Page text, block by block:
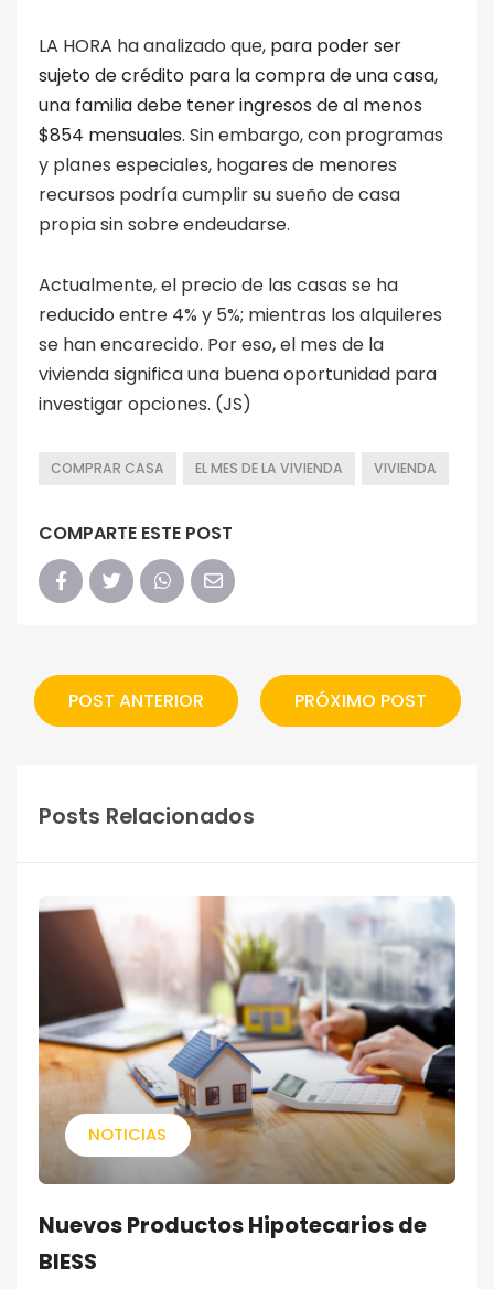
LA HORA ha analizado que, para poder ser
sujeto de crédito para la compra de una casa,
una familia debe tener ingresos de al menos
$854 mensuales. Sin embargo, con programas
y planes especiales, hogares de menores
recursos podría cumplir su sueño de casa
propia sin sobre endeudarse.
Actualmente, el precio de las casas se ha
reducido entre 4% y 5%; mientras los alquileres
se han encarecido. Por eso, el mes de la
vivienda significa una buena oportunidad para
investigar opciones. (JS)
COMPRAR CASA EL MES DE LA VIVIENDA VIVIENDA
COMPARTE ESTE POST
POST ANTERIOR PRÓXIMO POST
Posts Relacionados
NOTICIAS
Nuevos Productos Hipotecarios de
BIESS